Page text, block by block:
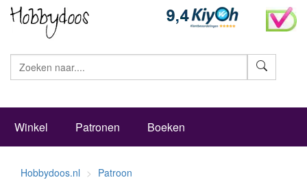
Winkel Patronen Boeken
Hobbydoos.nl Patroon